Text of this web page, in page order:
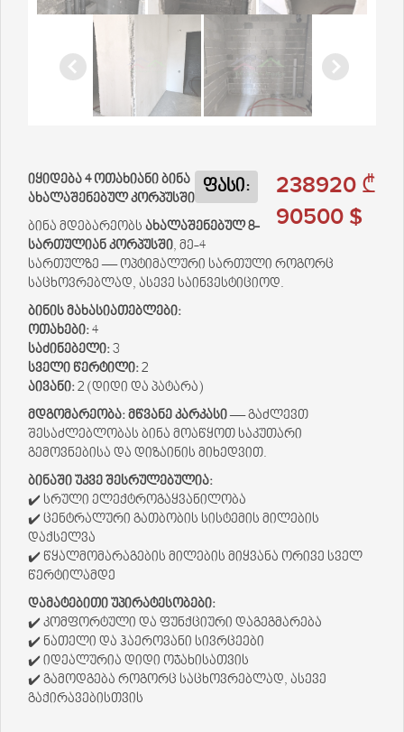
238920 ₾
90500 $
ფასი:
იყიდება 4 ოთახიანი ბინა
ახალაშენებულ კორპუსში
ბინა მდებარეობს ახალაშენებულ 8-
სართულიან კორპუსში, მე-4
სართულზე — ოპტიმალური სართული როგორც
საცხოვრებლად, ასევე საინვესტიციოდ.
ბინის მახასიათებლები:
ოთახები: 4
საძინებელი: 3
სველი წერტილი: 2
აივანი: 2 (დიდი და პატარა)
მდგომარეობა: მწვანე კარკასი— გაძლევთ
შესაძლებლობას ბინა მოაწყოთ საკუთარი
გემოვნებისა და დიზაინის მიხედვით.
ბინაში უკვე შესრულებულია:
✔️ სრული ელექტროგაყვანილობა
✔️ ცენტრალური გათბობის სისტემის მილების
დაქსელვა
✔️ წყალმომარაგების მილების მიყვანა ორივე სველ
წერტილამდე
დამატებითი უპირატესობები:
✔️ კომფორტული და ფუნქციური დაგეგმარება
✔️ ნათელი და ჰაეროვანი სივრცეები
✔️ იდეალურია დიდი ოჯახისათვის
✔️ გამოდგება როგორც საცხოვრებლად, ასევე
გაქირავებისთვის